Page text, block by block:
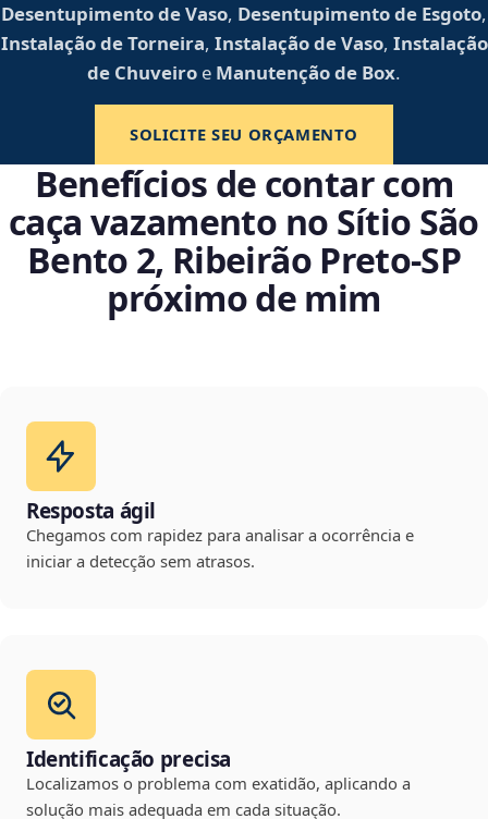
Desentupimento de Vaso, Desentupimento de Esgoto,
Instalação de Torneira, Instalação de Vaso, Instalação
de Chuveiro e Manutenção de Box.
SOLICITE SEU ORÇAMENTO
Benefícios de contar com
caça vazamento no Sítio São
Bento 2, Ribeirão Preto‑SP
próximo de mim
Resposta ágil
Chegamos com rapidez para analisar a ocorrência e
iniciar a detecção sem atrasos.
Identificação precisa
Localizamos o problema com exatidão, aplicando a
solução mais adequada em cada situação.